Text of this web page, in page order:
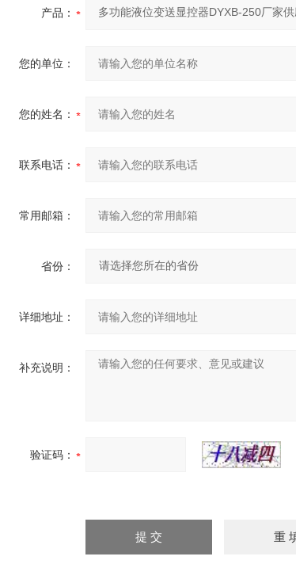
产品：
您的单位：
您的姓名：
联系电话：
常用邮箱：
省份：
详细地址：
补充说明：
验证码：